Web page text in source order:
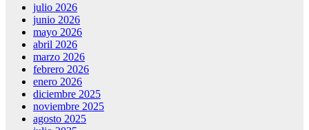
julio 2026
junio 2026
mayo 2026
abril 2026
marzo 2026
febrero 2026
enero 2026
diciembre 2025
noviembre 2025
agosto 2025